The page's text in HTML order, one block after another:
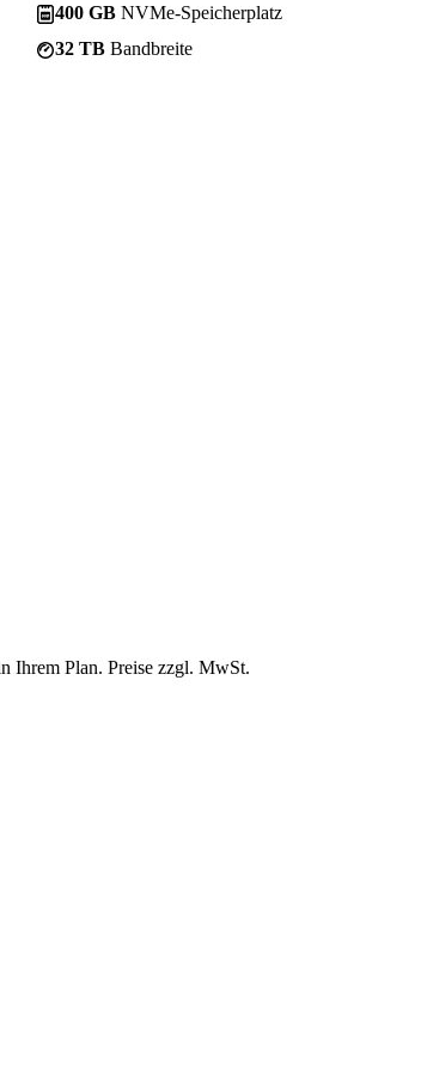
400 GB NVMe-Speicherplatz
32 TB Bandbreite
Ihrem Plan. Preise zzgl. MwSt.